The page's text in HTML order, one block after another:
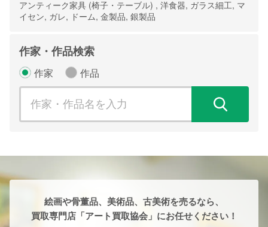
アンティーク家具 (椅子・テーブル) , 洋食器, ガラス細工, マ
イセン, ガレ, ドーム, 金製品, 銀製品
作家・作品検索
作家 作品
絵画や骨董品、美術品、古美術を売るなら、
買取専門店「アート買取協会」にお任せください！